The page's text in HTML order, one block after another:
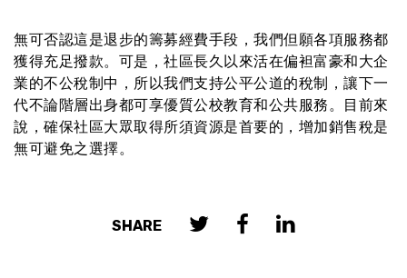
無可否認這是退步的籌募經費手段，我們但願各項服務都
獲得充足撥款。可是，社區長久以來活在偏袒富豪和大企
業的不公稅制中，所以我們支持公平公道的稅制，讓下一
代不論階層出身都可享優質公校教育和公共服務。目前來
說，確保社區大眾取得所須資源是首要的，增加銷售稅是
無可避免之選擇。
SHARE